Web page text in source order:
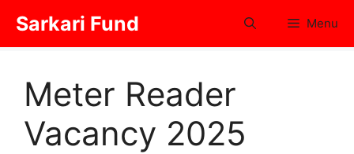
content
Sarkari Fund Menu
Meter Reader
Vacancy 2025